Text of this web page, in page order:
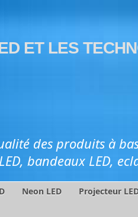
ET LES
des produits à
bandeaux LED,
Neon LED
Projecteur